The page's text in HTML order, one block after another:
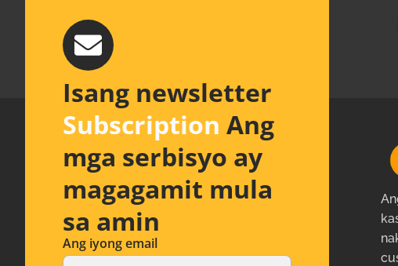
Isang newsletter
Subscription Ang
mga serbisyo ay
magagamit mula
sa amin
Ang iyong email